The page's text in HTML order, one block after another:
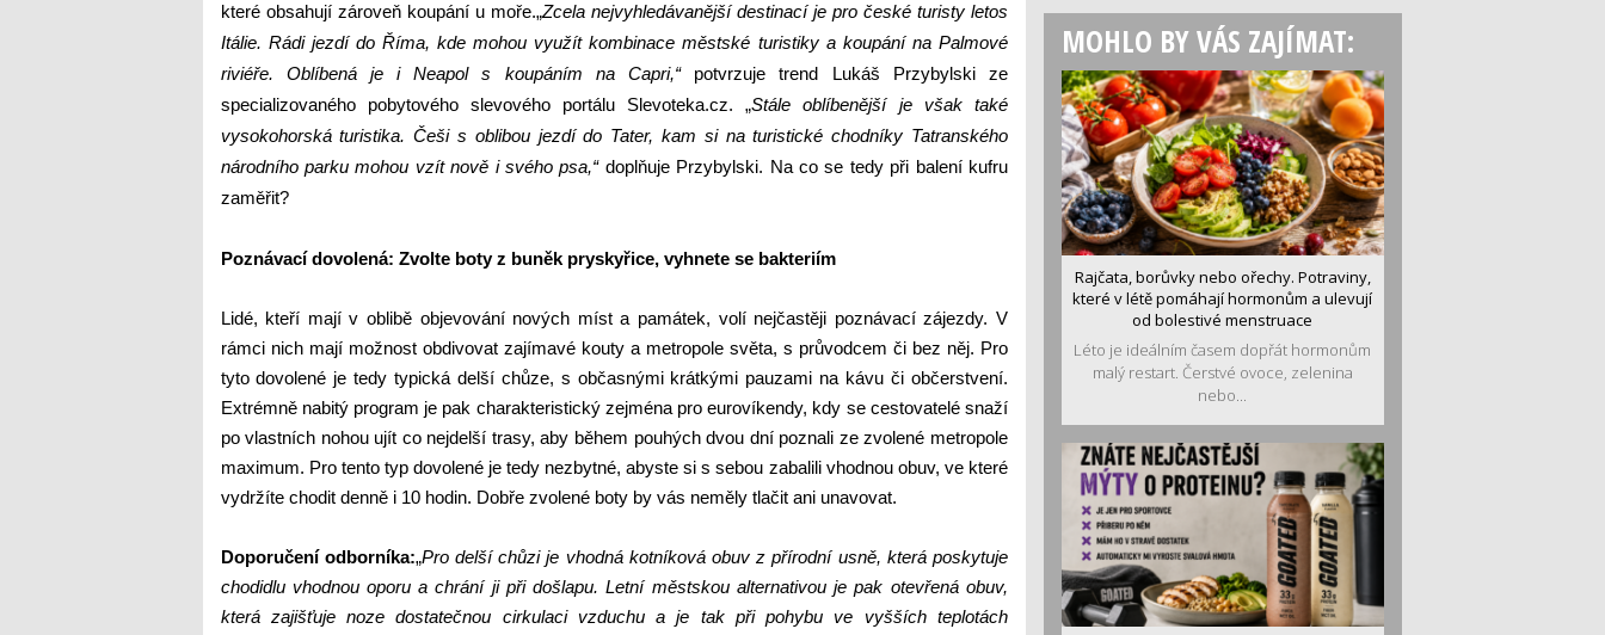
které obsahují zároveň koupání u moře.„Zcela nejvyhledávanější destinací je pro české turisty letos
Itálie. Rádi jezdí do Říma, kde mohou využít kombinace městské turistiky a koupání na Palmové
riviéře. Oblíbená je i Neapol s koupáním na Capri,“ potvrzuje trend Lukáš Przybylski ze
specializovaného pobytového slevového portálu Slevoteka.cz.„Stále oblíbenější je však také
vysokohorská turistika. Češi s oblibou jezdí do Tater, kam si na turistické chodníky Tatranského
národního parku mohou vzít nově i svého psa,“doplňuje Przybylski. Na co se tedy při balení kufru
zaměřit?
Poznávací dovolená: Zvolte boty z buněk pryskyřice, vyhnete se bakteriím
Lidé, kteří mají v oblibě objevování nových míst a památek, volí nejčastěji poznávací zájezdy. V
rámci nich mají možnost obdivovat zajímavé kouty a metropole světa, s průvodcem či bez něj. Pro
tyto dovolené je tedy typická delší chůze, s občasnými krátkými pauzami na kávu či občerstvení.
Extrémně nabitý program je pak charakteristický zejména pro eurovíkendy, kdy se cestovatelé snaží
po vlastních nohou ujít co nejdelší trasy, aby během pouhých dvou dní poznali ze zvolené metropole
maximum. Pro tento typ dovolené je tedy nezbytné, abyste si s sebou zabalili vhodnou obuv, ve které
vydržíte chodit denně i 10 hodin. Dobře zvolené boty by vás neměly tlačit ani unavovat.
Doporučení odborníka:„Pro delší chůzi je vhodná kotníková obuv z přírodní usně, která poskytuje
chodidlu vhodnou oporu a chrání ji při došlapu. Letní městskou alternativou je pak otevřená obuv,
která zajišťuje noze dostatečnou cirkulaci vzduchu a je tak při pohybu ve vyšších teplotách
MOHLO BY VÁS ZAJÍMAT:
Rajčata, borůvky nebo ořechy. Potraviny,
které v létě pomáhají hormonům a ulevují
od bolestivé menstruace
Léto je ideálním časem dopřát hormonům
malý restart. Čerstvé ovoce, zelenina
nebo...